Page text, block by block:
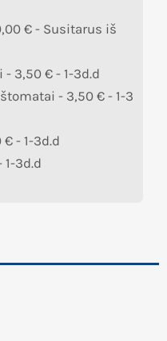
€ - Susitarus iš
- 3,50 € - 1-3d.d
- 3,50 € - 1-3
€ - 1-3d.d
1-3d.d